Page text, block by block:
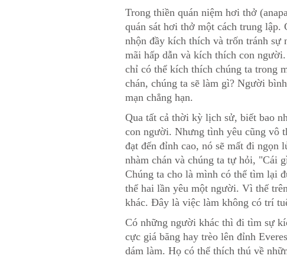
Trong thiền quán niệm hơi thở
quán sát hơi thở một cách trung
nhộn đầy kích thích và trốn tránh sự
mãi hấp dẫn và kích thích con
chỉ có thể kích thích chúng ta trong
chán, chúng ta sẽ làm gì? Người
mạn chẳng hạn.
Qua tất cả thời kỳ lịch sử, biết bao
con người. Nhưng tình yêu cũng vô
đạt đến đỉnh cao, nó sẽ mất đi ngọn
nhàm chán và chúng ta tự hỏi, "Cái
Chúng ta cho là mình có thể tìm lại
thể hai lần yêu một người. Vì thế
khác. Đây là việc làm không có trí
Có những người khác thì đi tìm sự
cực giá băng hay trèo lên đỉnh
dám làm. Họ có thể thích thú về